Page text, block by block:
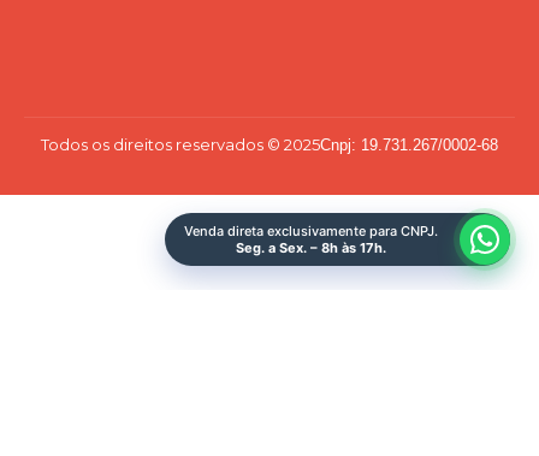
Venda direta exclusivamente para CNPJ.
Seg. a Sex. – 8h às 17h.
Todos os direitos reservados © 2025Cnpj: 19.731.267/0002-68